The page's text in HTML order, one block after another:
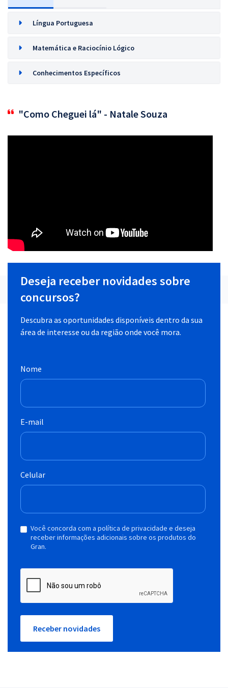
Língua Portuguesa
Matemática e Raciocínio Lógico
Conhecimentos Específicos
"Como Cheguei lá" - Natale Souza
Deseja receber novidades sobre
concursos?
Descubra as oportunidades disponíveis dentro da sua
área de interesse ou da região onde você mora.
Nome
E-mail
Celular
Você concorda com a política de privacidade e deseja
receber informações adicionais sobre os produtos do
Gran.
Receber novidades